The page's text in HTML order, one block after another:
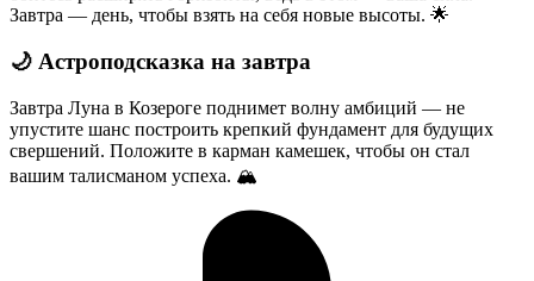
Завтра — день, чтобы взять на себя новые высоты. 🌟
🌙 Астроподсказка на завтра
Завтра Луна в Козероге поднимет волну амбиций — не
упустите шанс построить крепкий фундамент для будущих
свершений. Положите в карман камешек, чтобы он стал
вашим талисманом успеха. 🏔️